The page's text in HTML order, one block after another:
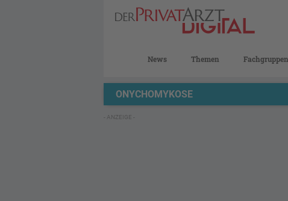
News Themen Fachgruppen
ONYCHOMYKOSE
- ANZEIGE -